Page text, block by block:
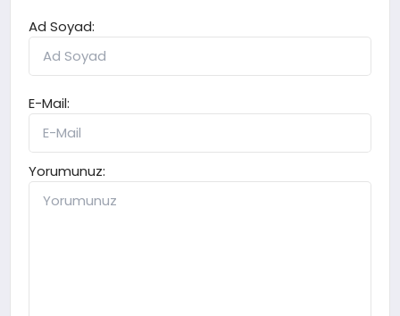
Ad Soyad:
E-Mail:
Yorumunuz: